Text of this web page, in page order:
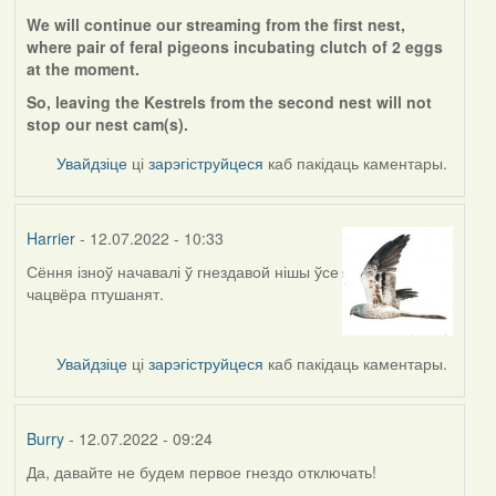
We will continue our streaming from the first nest,
where pair of feral pigeons incubating clutch of 2 eggs
at the moment.
So, leaving the Kestrels from the second nest will not
stop our nest cam(s).
Увайдзіце цізарэгіструйцеся каб пакідаць каментары.
Harrier- 12.07.2022 - 10:33
Сёння ізноў начавалі ў гнездавой нішы ўсе
чацвёра птушанят.
Увайдзіце цізарэгіструйцеся каб пакідаць каментары.
Burry- 12.07.2022 - 09:24
Да, давайте не будем первое гнездо отключать!